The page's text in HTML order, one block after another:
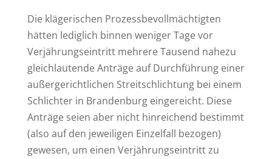
Die klägerischen Prozessbevollmächtigten
hätten lediglich binnen weniger Tage vor
Verjährungseintritt mehrere Tausend nahezu
gleichlautende Anträge auf Durchführung einer
außergerichtlichen Streitschlichtung bei einem
Schlichter in Brandenburg eingereicht. Diese
Anträge seien aber nicht hinreichend bestimmt
(also auf den jeweiligen Einzelfall bezogen)
gewesen, um einen Verjährungseintritt zu